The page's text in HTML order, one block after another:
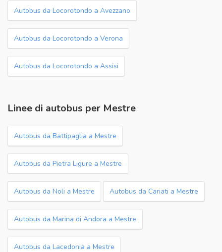
Autobus da Locorotondo a Avezzano
Autobus da Locorotondo a Verona
Autobus da Locorotondo a Assisi
Linee di autobus per Mestre
Autobus da Battipaglia a Mestre
Autobus da Pietra Ligure a Mestre
Autobus da Noli a Mestre Autobus da Cariati a Mestre
Autobus da Marina di Andora a Mestre
Autobus da Lacedonia a Mestre